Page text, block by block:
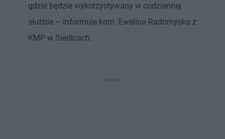
gdzie będzie wykorzystywany w codziennej
służbie – informuje kom. Ewelina Radomyska z
KMP w Siedlcach.